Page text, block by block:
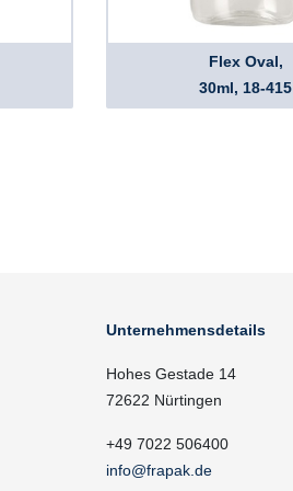
Flex Oval,
30ml, 18-415
Unternehmensdetails
Hohes Gestade 14
72622 Nürtingen
+49 7022 506400
info@frapak.de